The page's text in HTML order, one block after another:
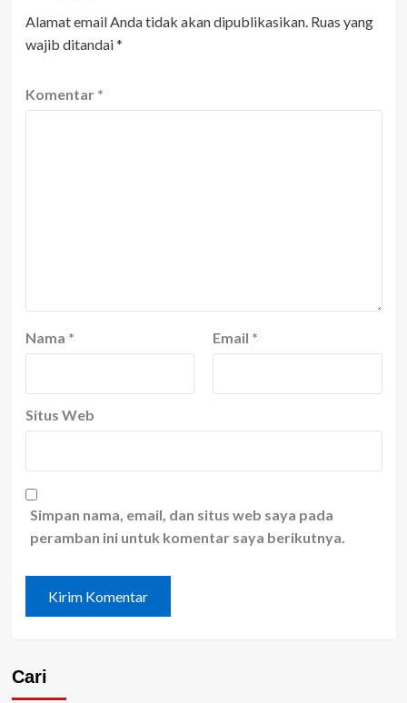
Alamat email Anda tidak akan dipublikasikan. Ruas yang
wajib ditandai*
Komentar *
Nama * Email *
Situs Web
Simpan nama, email, dan situs web saya pada
peramban ini untuk komentar saya berikutnya.
Cari